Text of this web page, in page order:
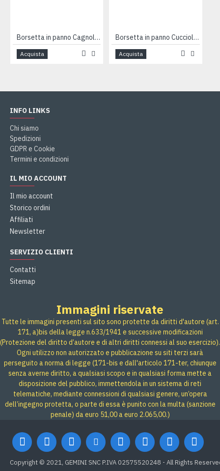
Borsetta in panno Cagnolino arancio PROMO
Acquista
Borsetta in panno Cuccioli rosa
Acquista
INFO LINKS
Chi siamo
Spedizioni
GDPR e Cookie
Termini e condizioni
IL MIO ACCOUNT
Il mio account
Storico ordini
Affiliati
Newsletter
SERVIZIO CLIENTI
Contatti
Sitemap
Immagini riservate
Tutte le immagini presenti sul sito sono protette da diritti d'autore (art.
171, a)bis della legge n.633/1941 e successive modificazioni
(Protezione del diritto d’autore e di altri diritti connessi al suo esercizio).
Ogni utilizzo non autorizzato e pubblicazione su siti terzi sarà
perseguito a norma di legge (171-bis e dall'articolo 171-ter, chiunque
senza averne diritto, a qualsiasi scopo e in qualsiasi forma mette a
disposizione del pubblico, immettendola in un sistema di reti
telematiche, mediante connessioni di qualsiasi genere, un’opera
dell’ingegno protetta, o parte di essa è punito con la multa (sanzione
penale) da euro 51,00 a euro 2.065,00.)
Copyright © 2021, GEMINI SNC P.IVA 02575520248 - All Rights